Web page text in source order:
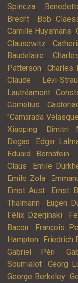
Spinoza,
Brecht, Bob
Camille Huysmans,
Clausewitz,
Baudelaire,
Patterson, Charles
Claude Lévi-
Lautréamont,
Cornelius
"Camarada
Xiaoping, Dimitri
Degas, Edgar
Eduard Bernstein,
Claus, Emile
Emile Zola,
Ernst Aust, Ernst
Thälmann, Eugen
Félix Dzerjinski,
Bacon, François
Hampton, Friedrich
Gabriel Péri,
Soumialot, Georg
George Berkeley,